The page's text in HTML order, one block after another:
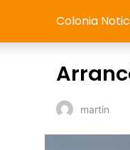
Colonia
martin